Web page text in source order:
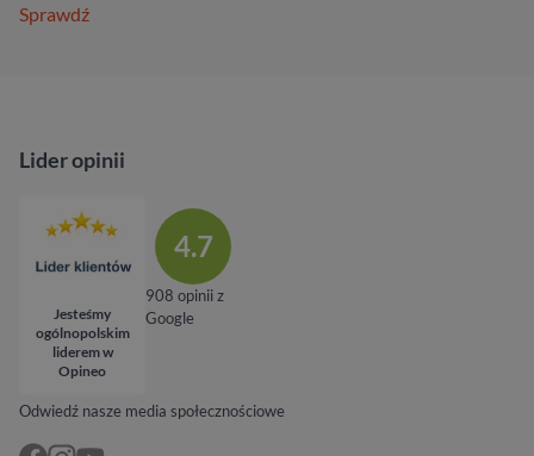
Sprawdź
Odwiedź nasze media społecznościowe
Lider opinii
Jesteśmy
ogólnopolskim
liderem w
Opineo
4.7
908 opinii z
Google